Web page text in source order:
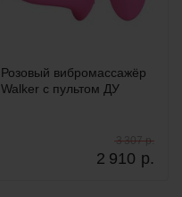
Розовый вибромассажёр
Walker с пультом ДУ
2 910 р.
3 307 р.